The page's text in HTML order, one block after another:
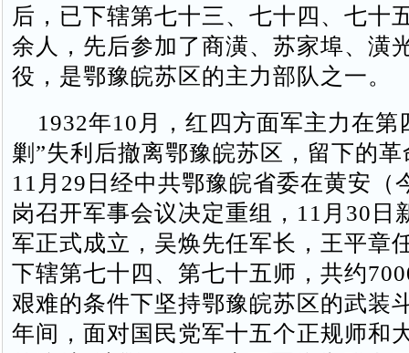
后，已下辖第七十三、七十四、七十
余人，先后参加了商潢、苏家埠、潢
役，是鄂豫皖苏区的主力部队之一。
1932年10月，红四方面军主力在第
剿”失利后撤离鄂豫皖苏区，留下的
11月29日经中共鄂豫皖省委在黄安（
岗召开军事会议决定重组，11月30日
军正式成立，吴焕先任军长，王平章
下辖第七十四、第七十五师，共约
艰难的条件下坚持鄂豫皖苏区的武装
年间，面对国民党军十五个正规师和